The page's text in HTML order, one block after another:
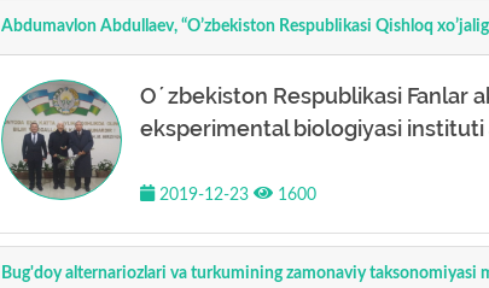
Аbdumavlon Аbdullaev, “Oʼzbekiston Respublikasi Qishloq
Oʼzbekiston Respublikasi Fanlar
eksperimental biologiyasi
2019-12-23 1600
Bug'doy alternariozlari va turkumining zamonaviy taksonomiyasi